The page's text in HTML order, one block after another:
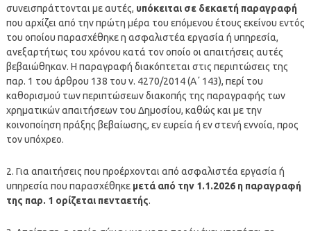
συνεισπράττονται με αυτές, υπόκειται σε δεκαετή παραγραφή
που αρχίζει από την πρώτη μέρα του επόμενου έτους εκείνου εντός
του οποίου παρασχέθηκε η ασφαλιστέα εργασία ή υπηρεσία,
ανεξαρτήτως του χρόνου κατά τον οποίο οι απαιτήσεις αυτές
βεβαιώθηκαν. Η παραγραφή διακόπτεται στις περιπτώσεις της
παρ. 1 του άρθρου 138 του ν. 4270/2014 (Α΄ 143), περί του
καθορισμού των περιπτώσεων διακοπής της παραγραφής των
χρηματικών απαιτήσεων του Δημοσίου, καθώς και με την
κοινοποίηση πράξης βεβαίωσης, εν ευρεία ή εν στενή εννοία, προς
τον υπόχρεο.
2. Για απαιτήσεις που προέρχονται από ασφαλιστέα εργασία ή
υπηρεσία που παρασχέθηκε μετά από την 1.1.2026 η παραγραφή
της παρ. 1 ορίζεται πενταετής.